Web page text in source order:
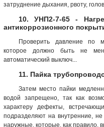
затруднение дыхания, рвоту,
10. УНП2-7-65 -
антикоррозионного
Проверить давление по
которое должно быть не
автоматический выключ...
11. Пайка
Затем место пайки
водой запрещено, так как
характеру дефекты,
подразделяют на внутренние,
наружные, которые, как правило,